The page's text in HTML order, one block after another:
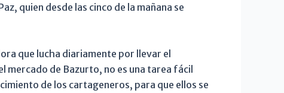
quien desde las cinco de la mañana se
que lucha diariamente por llevar el
mercado de Bazurto, no es una tarea fácil
de los cartageneros, para que ellos se